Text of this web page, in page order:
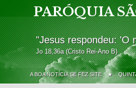
PARÓQUIA
"Jesus respondeu: 'O
Jo 18,36a (Cristo Rei-Ano B)
A BOA NOTÍCIA SE FEZ SITE ★